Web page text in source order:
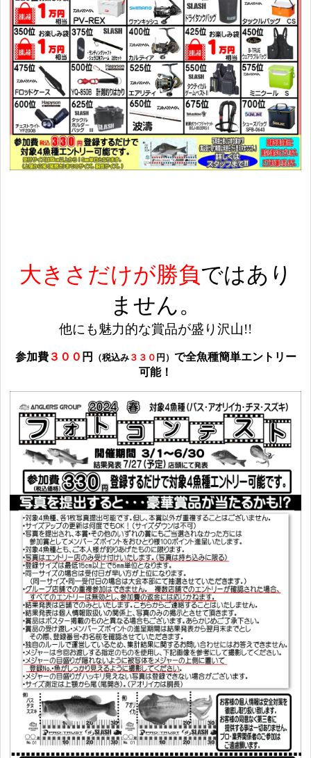
大きさだけが勝負ではあり
ません。
他にも魅力的な賞品が盛り沢山!!
参加費３００ 円 （税込み３３０ 円） で全魚種簡単エントリー
可能！